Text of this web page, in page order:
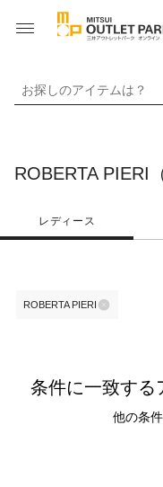
お探しのアイテムは？
ROBERTA PIERI
レディース
ROBERTA PIERI
条件に一致する
他の条